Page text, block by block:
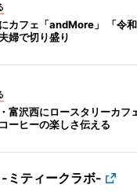
カフェ「andMore」 「令
婦で切り盛り
富沢西にロースタリーカフ
ーヒーの楽しさ伝える
ティークラボ-